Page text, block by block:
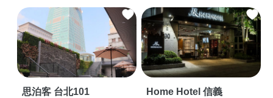
思泊客 台北101 Home Hotel 信義